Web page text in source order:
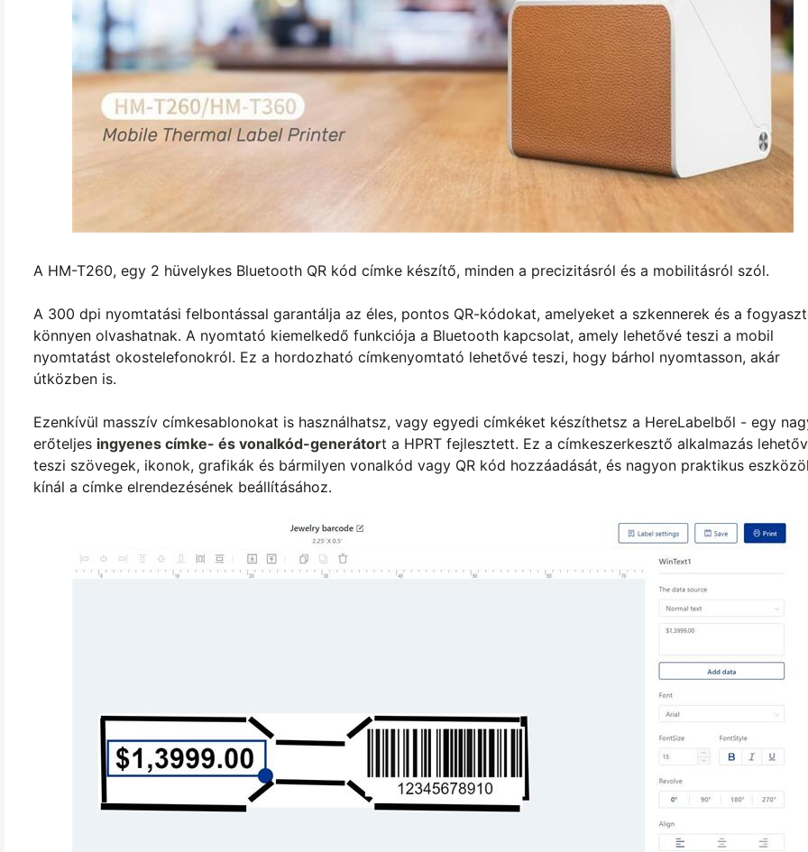
A HM-T260, egy 2 hüvelykes Bluetooth QR kód címke készítő, minden a precizitásról és a mobilitásról szól.
A 300 dpi nyomtatási felbontással garantálja az éles, pontos QR-kódokat, amelyeket a szkennerek és a
könnyen olvashatnak. A nyomtató kiemelkedő funkciója a Bluetooth kapcsolat, amely lehetővé teszi a mobil
nyomtatást okostelefonokról. Ez a hordozható címkenyomtató lehetővé teszi, hogy bárhol nyomtasson, akár
útközben is.
Ezenkívül masszív címkesablonokat is használhatsz, vagy egyedi címkéket készíthetsz a HereLabelből - egy
erőteljes ingyenes címke- és vonalkód-generátort a HPRT fejlesztett. Ez a címkeszerkesztő alkalmazás
teszi szövegek, ikonok, grafikák és bármilyen vonalkód vagy QR kód hozzáadását, és nagyon praktikus
kínál a címke elrendezésének beállításához.